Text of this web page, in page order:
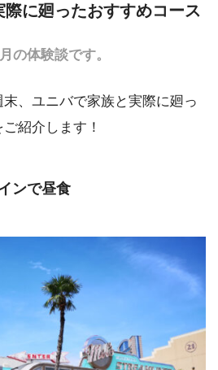
に廻ったおすすめコース
の体験談です。
、ユニバで家族と実際に廻っ
ご紹介します！
ンで昼食